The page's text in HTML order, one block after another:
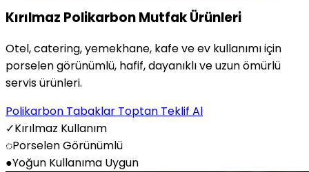
Kırılmaz Polikarbon Mutfak Ürünleri
Otel, catering, yemekhane, kafe ve ev kullanımı için
porselen görünümlü, hafif, dayanıklı ve uzun ömürlü
servis ürünleri.
Polikarbon Tabaklar Toptan Teklif Al
✓Kırılmaz Kullanım
◌Porselen Görünümlü
●Yoğun Kullanıma Uygun